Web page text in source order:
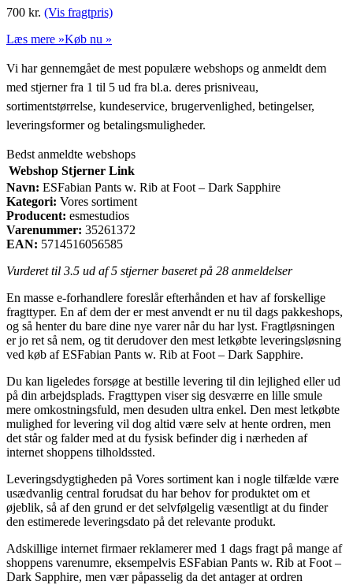
700 kr. (Vis fragtpris)
Læs mere »Køb nu »
Vi har gennemgået de mest populære webshops og anmeldt dem
med stjerner fra 1 til 5 ud fra bl.a. deres prisniveau,
sortimentstørrelse, kundeservice, brugervenlighed, betingelser,
leveringsformer og betalingsmuligheder.
Bedst anmeldte webshops
Webshop Stjerner Link
Navn: ESFabian Pants w. Rib at Foot – Dark Sapphire
Kategori: Vores sortiment
Producent: esmestudios
Varenummer: 35261372
EAN: 5714516056585
Vurderet til 3.5 ud af 5 stjerner baseret på 28 anmeldelser
En masse e-forhandlere foreslår efterhånden et hav af forskellige
fragttyper. En af dem der er mest anvendt er nu til dags pakkeshops,
og så henter du bare dine nye varer når du har lyst. Fragtløsningen
er jo ret så nem, og tit derudover den mest letkøbte leveringsløsning
ved køb af ESFabian Pants w. Rib at Foot – Dark Sapphire.
Du kan ligeledes forsøge at bestille levering til din lejlighed eller ud
på din arbejdsplads. Fragttypen viser sig desværre en lille smule
mere omkostningsfuld, men desuden ultra enkel. Den mest letkøbte
mulighed for levering vil dog altid være selv at hente ordren, men
det står og falder med at du fysisk befinder dig i nærheden af
internet shoppens tilholdssted.
Leveringsdygtigheden på Vores sortiment kan i nogle tilfælde være
usædvanlig central forudsat du har behov for produktet om et
øjeblik, så af den grund er det selvfølgelig væsentligt at du finder
den estimerede leveringsdato på det relevante produkt.
Adskillige internet firmaer reklamerer med 1 dags fragt på mange af
shoppens varenumre, eksempelvis ESFabian Pants w. Rib at Foot –
Dark Sapphire, men vær påpasselig da det antager at ordren